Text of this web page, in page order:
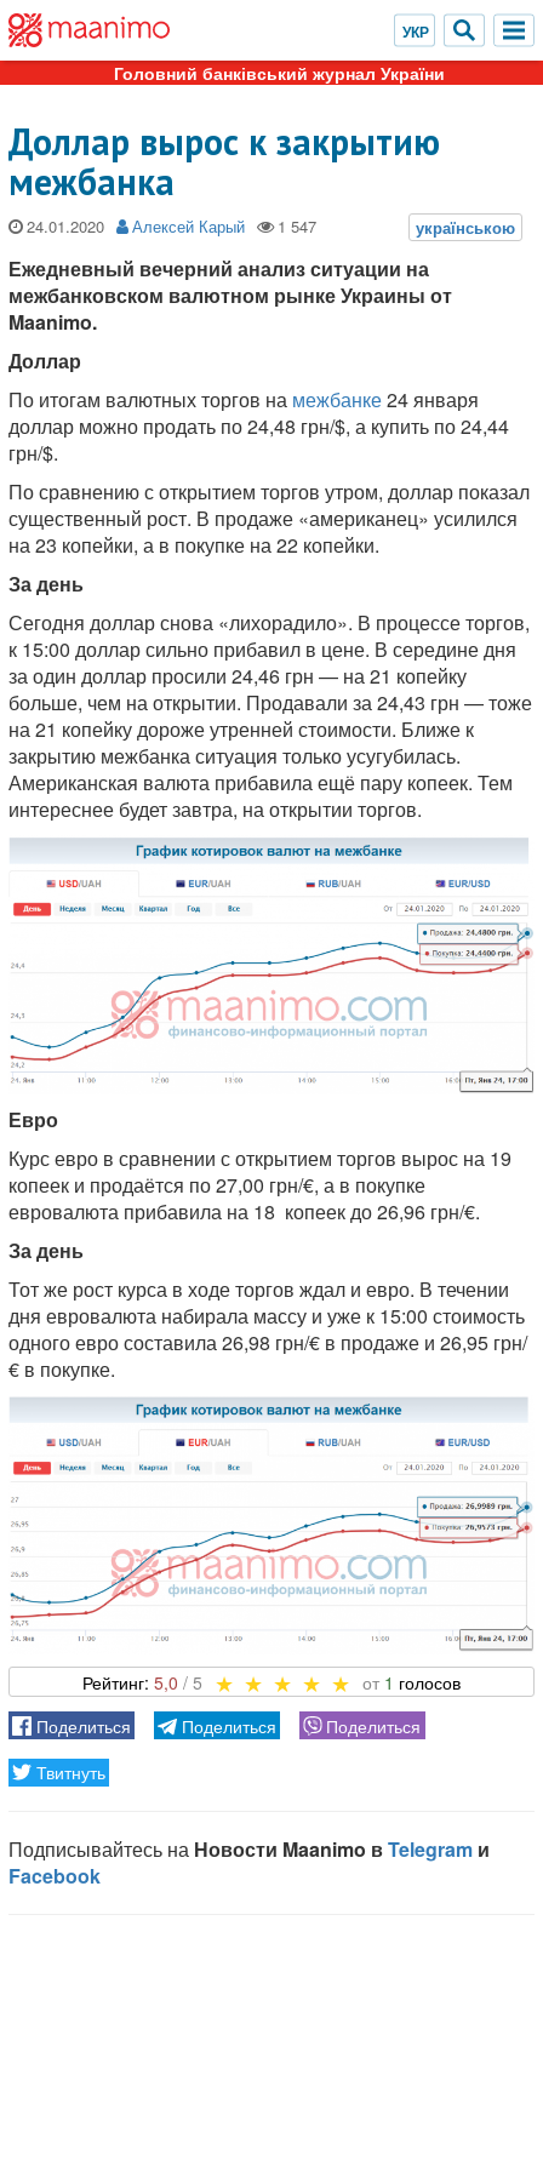
Головний банківський журнал України
Доллар вырос к закрытию
межбанка
24.01.2020 Алексей Карый
Ежедневный вечерний анализ ситуации на
межбанковском валютном рынке Украины от
Maanimo.
Доллар
По итогам валютных торгов на межбанке24 января
доллар можно продать по 24,48 грн/$, а купить по 24,44
грн/$.
По сравнению с открытием торгов утром, доллар показал
существенный рост. В продаже «американец» усилился
на 23 копейки, а в покупке на 22 копейки.
За день
Сегодня доллар снова «лихорадило». В процессе торгов,
к 15:00 доллар сильно прибавил в цене. В середине дня
за один доллар просили 24,46 грн — на 21 копейку
больше, чем на открытии. Продавали за 24,43 грн — тоже
на 21 копейку дороже утренней стоимости. Ближе к
закрытию межбанка ситуация только усугубилась.
Американская валюта прибавила ещё пару копеек. Тем
интереснее будет завтра, на открытии торгов.
Евро
Курс евро в сравнении с открытием торгов вырос на 19
копеек и продаётся по 27,00 грн/€, а в покупке
евровалюта прибавила на 18 копеек до 26,96 грн/€.
За день
Тот же рост курса в ходе торгов ждал и евро. В течении
дня евровалюта набирала массу и уже к 15:00 стоимость
одного евро составила 26,98 грн/€ в продаже и 26,95 грн/
€ в покупке.
5,0 1